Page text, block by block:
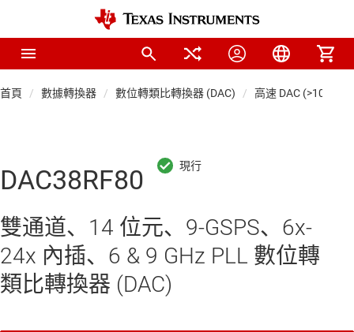
首頁 數據轉換器 數位轉類比轉換器 (DAC) 高速 DAC (>10
DAC38RF80
雙通道、14 位元、9-GSPS、6x-
24x 內插、6 & 9 GHz PLL 數位轉
類比轉換器 (DAC)